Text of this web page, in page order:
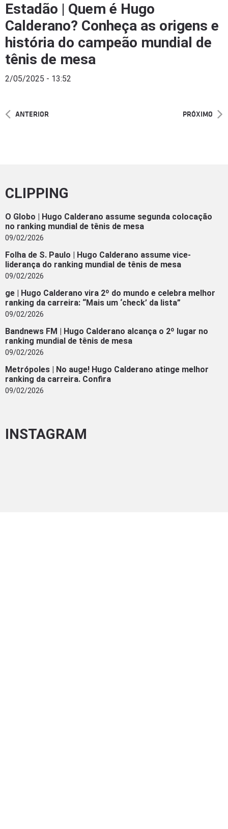
Estadão | Quem é Hugo
Calderano? Conheça as origens e
história do campeão mundial de
tênis de mesa
2/05/2025 - 13:52
ANTERIOR PRÓXIMO
CLIPPING
O Globo | Hugo Calderano assume segunda colocação
no ranking mundial de tênis de mesa
09/02/2026
Folha de S. Paulo | Hugo Calderano assume vice-
liderança do ranking mundial de tênis de mesa
09/02/2026
ge | Hugo Calderano vira 2º do mundo e celebra melhor
ranking da carreira: “Mais um ‘check’ da lista”
09/02/2026
Bandnews FM | Hugo Calderano alcança o 2º lugar no
ranking mundial de tênis de mesa
09/02/2026
Metrópoles | No auge! Hugo Calderano atinge melhor
ranking da carreira. Confira
09/02/2026
INSTAGRAM